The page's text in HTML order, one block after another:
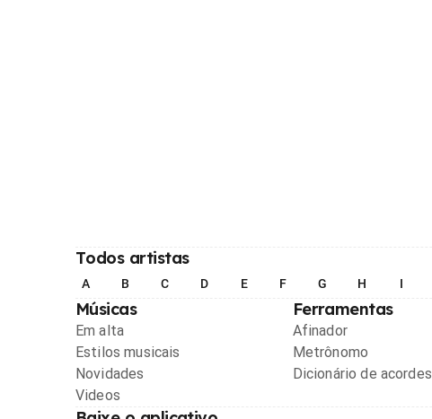
Todos artistas
A B C D E F G H I
Músicas
Em alta
Estilos musicais
Novidades
Videos
Ferramentas
Afinador
Metrônomo
Dicionário de acordes